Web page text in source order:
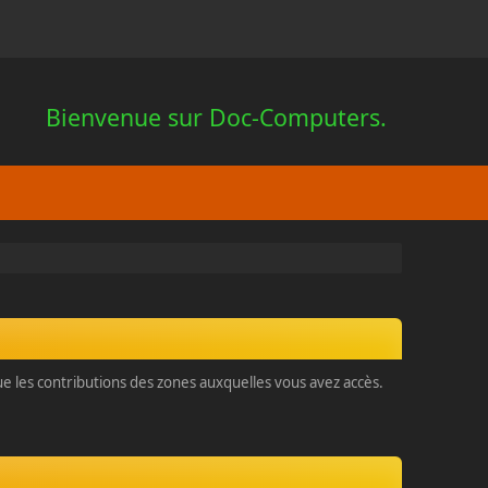
Bienvenue sur Doc-Computers.
contributions des zones auxquelles vous avez accès.